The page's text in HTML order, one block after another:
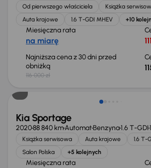
Od pierwszego właściciela
Książka
Auta krajowe
1.6 T-GDI MHEV +10
Miesięczna rata
na miarę
Najniższa cena z 30 dni przed
obniżką
116 000 zł
Kia Sportage
202088 840 kmAutomatBenzyna1.6 T-GDI
Książka serwisowa Auta krajowe
1.6 T-
Salon Polska
+5 kolejnych
Miesięczna rata